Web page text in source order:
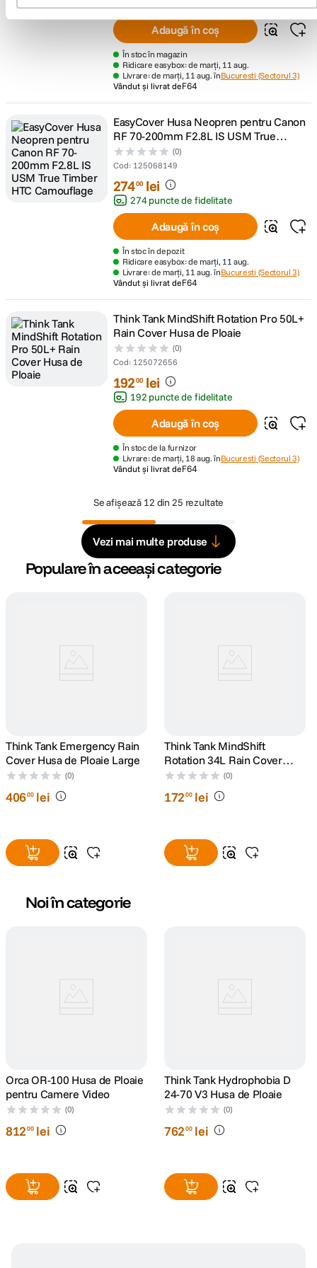
Adaugă în coș
În stoc în magazin
Ridicare easybox: de marți, 11 aug.
Livrare: de marți, 11 aug. înBucuresti (Sectorul 3)
Vândut și livrat deF64
EasyCover Husa Neopren pentru Canon
RF 70-200mm F2.8L IS USM True
Timber HTC Camouflage
(0)
Cod: 125068149
27400 lei
274 puncte de fidelitate
Adaugă în coș
În stoc în depozit
Ridicare easybox: de marți, 11 aug.
Livrare: de marți, 11 aug. înBucuresti (Sectorul 3)
Vândut și livrat deF64
Think Tank MindShift Rotation Pro 50L+
Rain Cover Husa de Ploaie
(0)
Cod: 125072656
19200 lei
192 puncte de fidelitate
Adaugă în coș
În stoc de la furnizor
Livrare: de marți, 18 aug. înBucuresti (Sectorul 3)
Vândut și livrat deF64
Se afișează 12 din 25 rezultate
Vezi mai multe produse
Populare în aceeași categorie
Think Tank Emergency Rain
Cover Husa de Ploaie Large
(0)
40600 lei
Think Tank MindShift
Rotation 34L Rain Cover
Husa de Ploaie
(0)
17200 lei
Noi în categorie
Orca OR-100 Husa de Ploaie
pentru Camere Video
(0)
81200 lei
Think Tank Hydrophobia D
24-70 V3 Husa de Ploaie
(0)
76200 lei